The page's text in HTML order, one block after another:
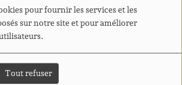
pour fournir les services et les
sur notre site et pour améliorer
Tout refuser